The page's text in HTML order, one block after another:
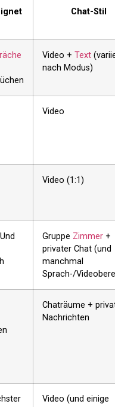
Chat-Stil
Video + Text
nach Modus)
Video
Video (1:1)
Und
Gruppe Zimmer +
privater Chat (und
manchmal
Sprach-/
Chaträume +
Nachrichten
Video (und einige